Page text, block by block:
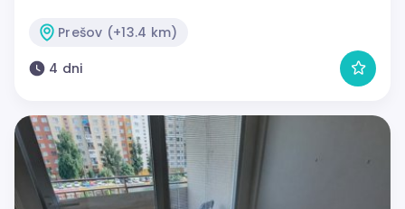
Prešov (+13.4 km)
4 dni